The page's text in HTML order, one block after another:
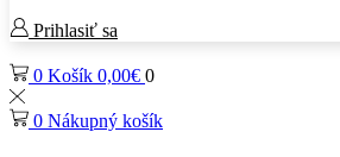
Prihlasiť sa
0 Košík 0,00€ 0
0 Nákupný košík